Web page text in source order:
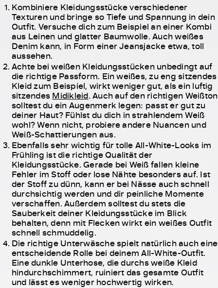
Kombiniere Kleidungsstücke verschiedener
Texturen und bringe so Tiefe und Spannung in dein
Outfit. Versuche dich zum Beispiel an einer Kombi
aus Leinen und glatter Baumwolle. Auch weißes
Denim kann, in Form einer Jeansjacke etwa, toll
aussehen.
Achte bei weißen Kleidungsstücken unbedingt auf
die richtige Passform. Ein weißes, zu eng sitzendes
Kleid zum Beispiel, wirkt weniger gut, als ein luftig
sitzendes Midikleid. Auch auf den richtigen Weißton
solltest du ein Augenmerk legen: passt er gut zu
deiner Haut? Fühlst du dich in strahlendem Weiß
wohl? Wenn nicht, probiere andere Nuancen und
Weiß-Schattierungen aus.
Ebenfalls sehr wichtig für tolle All-White-Looks im
Frühling ist die richtige Qualität der
Kleidungsstücke. Gerade bei Weiß fallen kleine
Fehler im Stoff oder lose Nähte besonders auf. Ist
der Stoff zu dünn, kann er bei Nässe auch schnell
durchsichtig werden und dir peinliche Momente
verschaffen. Außerdem solltest du stets die
Sauberkeit deiner Kleidungsstücke im Blick
behalten, denn mit Flecken wirkt ein weißes Outfit
schnell schmuddelig.
Die richtige Unterwäsche spielt natürlich auch eine
entscheidende Rolle bei deinem All-White-Outfit.
Eine dunkle Unterhose, die durchs weiße Kleid
hindurchschimmert, ruiniert das gesamte Outfit
und lässt es weniger hochwertig wirken.